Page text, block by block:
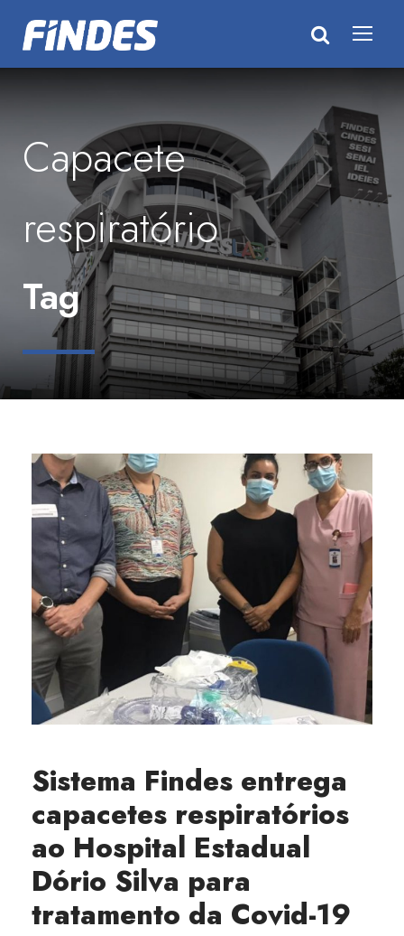
Capacete
respiratório
Tag
Sistema Findes entrega
capacetes respiratórios
ao Hospital Estadual
Dório Silva para
tratamento da Covid-19